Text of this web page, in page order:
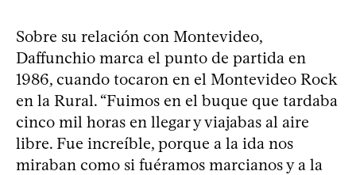
Sobre su relación con Montevideo,
Daffunchio marca el punto de partida en
1986, cuando tocaron en el Montevideo Rock
en la Rural. “Fuimos en el buque que tardaba
cinco mil horas en llegar y viajabas al aire
libre. Fue increíble, porque a la ida nos
miraban como si fuéramos marcianos y a la